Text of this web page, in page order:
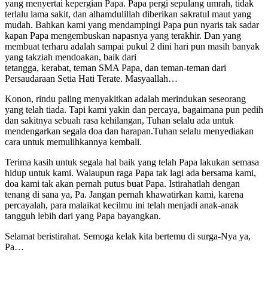
yang menyertai kepergian Papa. Papa pergi sepulang umrah, tidak
terlalu lama sakit, dan alhamdulillah diberikan sakratul maut yang
mudah. Bahkan kami yang mendampingi Papa pun nyaris tak sadar
kapan Papa mengembuskan napasnya yang terakhir. Dan yang
membuat terharu adalah sampai pukul 2 dini hari pun masih banyak
yang takziah mendoakan, baik dari
tetangga, kerabat, teman SMA Papa, dan teman-teman dari
Persaudaraan Setia Hati Terate. Masyaallah…
Konon, rindu paling menyakitkan adalah merindukan seseorang
yang telah tiada. Tapi kami yakin dan percaya, bagaimana pun pedih
dan sakitnya sebuah rasa kehilangan, Tuhan selalu ada untuk
mendengarkan segala doa dan harapan.Tuhan selalu menyediakan
cara untuk memulihkannya kembali.
Terima kasih untuk segala hal baik yang telah Papa lakukan semasa
hidup untuk kami. Walaupun raga Papa tak lagi ada bersama kami,
doa kami tak akan pernah putus buat Papa. Istirahatlah dengan
tenang di sana ya, Pa. Jangan pernah khawatirkan kami, karena
percayalah, para malaikat kecilmu ini telah menjadi anak-anak
tangguh lebih dari yang Papa bayangkan.
Selamat beristirahat. Semoga kelak kita bertemu di surga-Nya ya,
Pa…